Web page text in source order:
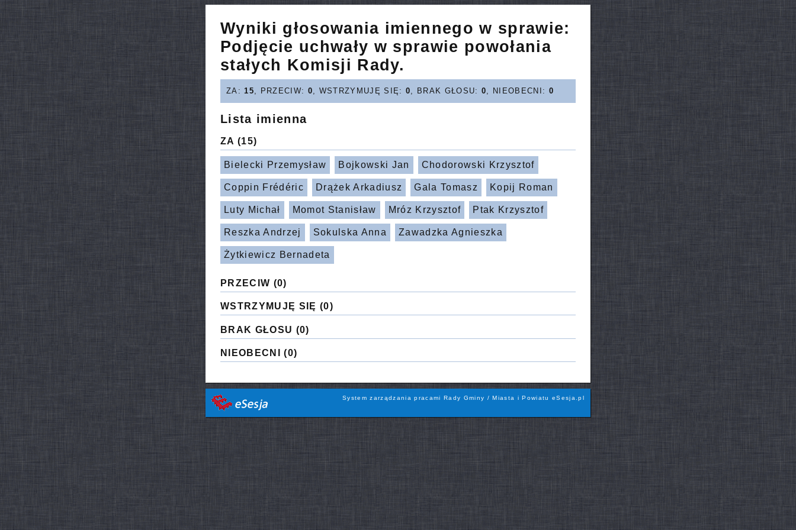
Wyniki głosowania imiennego w sprawie:
Podjęcie uchwały w sprawie powołania
stałych Komisji Rady.
ZA: 15 , PRZECIW: 0 , WSTRZYMUJĘ SIĘ:0 , BRAK GŁOSU:0 , NIEOBECNI: 0
Lista imienna
ZA (15)
Bielecki Przemysław Bojkowski Jan Chodorowski Krzysztof
Coppin Frédéric Drążek Arkadiusz Gala Tomasz Kopij Roman
Luty Michał Momot Stanisław Mróz Krzysztof Ptak Krzysztof
Reszka Andrzej Sokulska Anna Zawadzka Agnieszka
Żytkiewicz Bernadeta
PRZECIW (0)
WSTRZYMUJĘ SIĘ (0)
BRAK GŁOSU (0)
NIEOBECNI (0)
System zarządzania pracami Rady Gminy / Miasta i Powiatu eSesja.pl